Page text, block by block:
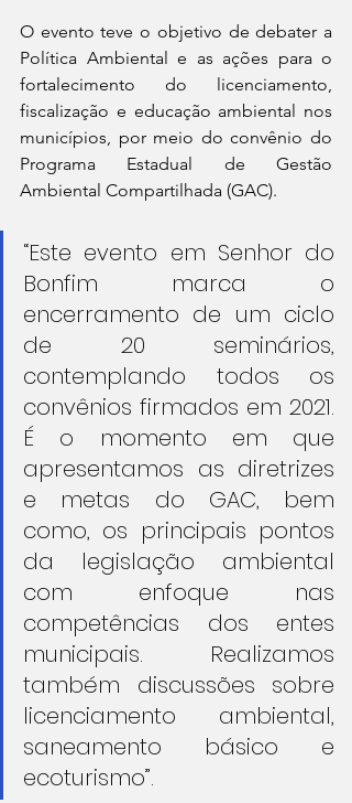
O evento teve o objetivo de debater a
Política Ambiental e as ações para o
fortalecimento do licenciamento,
fiscalização e educação ambiental nos
municípios, por meio do convênio do
Programa Estadual de Gestão
Ambiental Compartilhada (GAC).
“Este evento em Senhor do
Bonfim marca o
encerramento de um ciclo
de 20 seminários,
contemplando todos os
convênios firmados em 2021.
É o momento em que
apresentamos as diretrizes
e metas do GAC, bem
como, os principais pontos
da legislação ambiental
com enfoque nas
competências dos entes
municipais. Realizamos
também discussões sobre
licenciamento ambiental,
saneamento básico e
ecoturismo”.